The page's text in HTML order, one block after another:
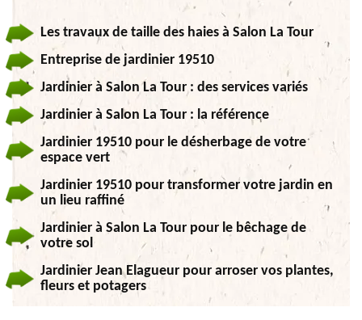
Les travaux de taille des haies à Salon La Tour
Entreprise de jardinier 19510
Jardinier à Salon La Tour : des services variés
Jardinier à Salon La Tour : la référence
Jardinier 19510 pour le désherbage de votre
espace vert
Jardinier 19510 pour transformer votre jardin en
un lieu raffiné
Jardinier à Salon La Tour pour le bêchage de
votre sol
Jardinier Jean Elagueur pour arroser vos plantes,
fleurs et potagers